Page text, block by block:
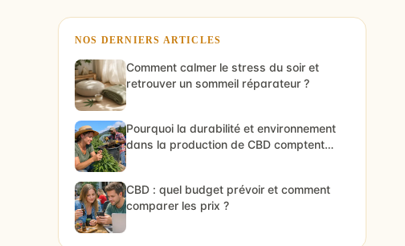
NOS DERNIERS ARTICLES
Comment calmer le stress du soir et
retrouver un sommeil réparateur ?
Pourquoi la durabilité et environnement
dans la production de CBD comptent
CBD : quel budget prévoir et comment
comparer les prix ?